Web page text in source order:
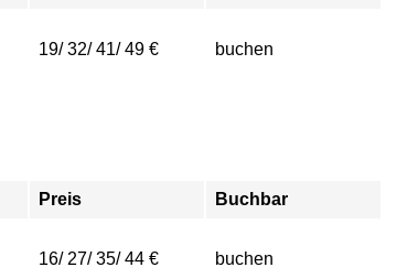
19/ 32/ 41/ 49 € buchen
Preis Buchbar
16/ 27/ 35/ 44 € buchen